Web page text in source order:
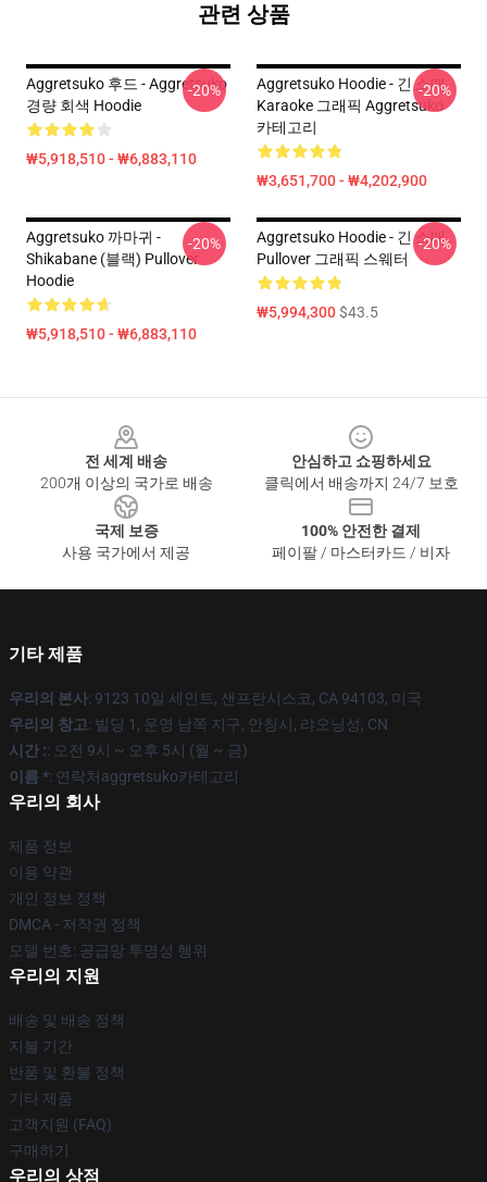
관련 상품
Aggretsuko 후드 - Aggretsuko
경량 회색 Hoodie
₩5,918,510 - ₩6,883,110
-20%
Aggretsuko Hoodie - 긴 소매
Karaoke 그래픽 Aggretsuko
카테고리
₩3,651,700 - ₩4,202,900
-20%
Aggretsuko 까마귀 -
Shikabane (블랙) Pullover
Hoodie
₩5,918,510 - ₩6,883,110
-20%
Aggretsuko Hoodie - 긴 소매
Pullover 그래픽 스웨터
₩5,994,300$43.5
-20%
전 세계 배송
200개 이상의 국가로 배송
안심하고 쇼핑하세요
클릭에서 배송까지 24/7 보호
국제 보증
사용 국가에서 제공
100% 안전한 결제
페이팔 / 마스터카드 / 비자
기타 제품
우리의 본사: 9123 10일 세인트, 샌프란시스코, CA 94103, 미국
우리의 창고: 빌딩 1, 운영 남쪽 지구, 안칭시, 랴오닝성, CN
시간 :: 오전 9시 ~ 오후 5시 (월 ~ 금)
이름 *: 연락처aggretsuko카테고리
우리의 회사
제품 정보
이용 약관
개인 정보 정책
DMCA - 저작권 정책
모델 번호: 공급망 투명성 행위
우리의 지원
배송 및 배송 정책
지불 기간
반품 및 환불 정책
기타 제품
고객지원 (FAQ)
구매하기
우리의 상점